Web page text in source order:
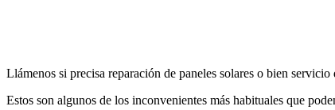
Llámenos si precisa reparación de paneles solares o bien
Estos son algunos de los inconvenientes más habituales que